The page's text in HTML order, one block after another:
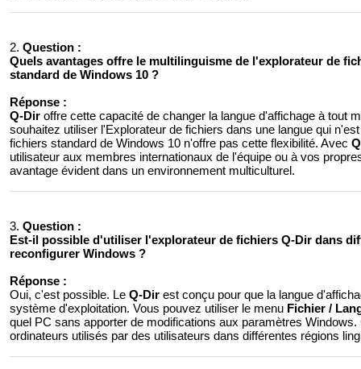
2. Question :
Quels avantages offre le multilinguisme de l'explorateur de
standard de Windows 10 ?
Réponse :
Q-Dir offre cette capacité de changer la langue d'affichage à tout
souhaitez utiliser l'Explorateur de fichiers dans une langue qui
fichiers standard de Windows 10 n'offre pas cette flexibilité. Avec
utilisateur aux membres internationaux de l'équipe ou à vos
avantage évident dans un environnement multiculturel.
3. Question :
Est-il possible d'utiliser l'explorateur de fichiers Q-Dir dans
reconfigurer Windows ?
Réponse :
Oui, c'est possible. Le Q-Dir est conçu pour que la langue
système d'exploitation. Vous pouvez utiliser le menu Fichier /
quel PC sans apporter de modifications aux paramètres
ordinateurs utilisés par des utilisateurs dans différentes régions